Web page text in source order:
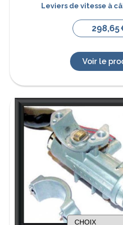
Leviers de vitesse à
298,65
Voir le